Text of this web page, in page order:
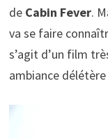
de Cabin Fever.
va se faire
s’agit d’un film
ambiance